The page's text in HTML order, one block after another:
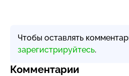
Чтобы оставлять
зарегистрируйтесь.
Комментарии